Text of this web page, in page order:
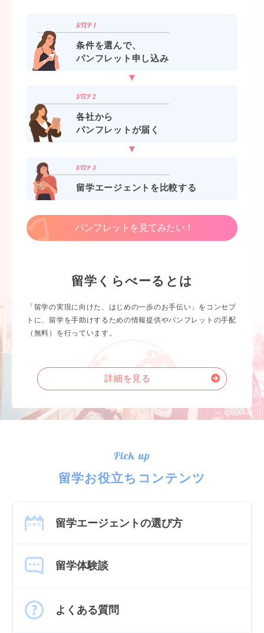
条件を選んで、
パンフレット申し込み
各社から
パンフレットが届く
留学エージェントを比較する
パンフレットを見てみたい！
留学くらべーるとは
「留学の実現に向けた、はじめの一歩のお手伝い」をコンセプ
トに、留学を手助けするための情報提供やパンフレットの手配
（無料）を行っています。
詳細を見る
Pick up
留学お役立ちコンテンツ
留学エージェントの選び方
留学体験談
よくある質問